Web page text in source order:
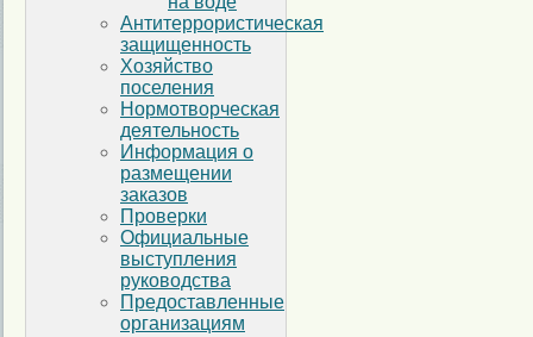
Антитеррористическая
защищенность
Хозяйство
поселения
Нормотворческая
деятельность
Информация о
размещении
заказов
Проверки
Официальные
выступления
руководства
Предоставленные
организациям